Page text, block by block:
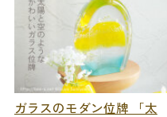
ガラスのモダン位牌 「太